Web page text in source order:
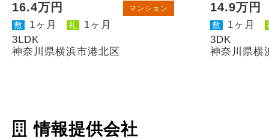
16.4万円 マンション
敷 1ヶ月 礼
1ヶ月
3LDK
神奈川県横浜市港北区
14.9万円
敷 1ヶ月
3DK
神奈川県横
情報提供会社